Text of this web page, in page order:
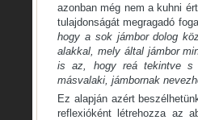
azonban még nem a kuhni
tulajdonságát megragadó
hogy a sok jámbor dolog
alakkal, mely által jámbor
is az, hogy reá tekintve s
másvalaki, jámbornak
Ez alapján azért
reflexióként létrehozza az